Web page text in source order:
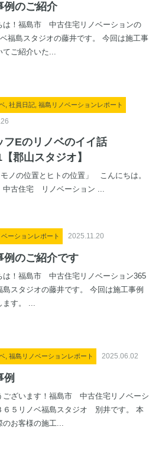
例のご紹介
は！福島市 中古住宅リノベーションの
福島スタジオの藤井です。 今回は施工事
てご紹介いた...
, 社員日記, 福島リノベーションレポート
フEのリノベのイイ話
郡山スタジオ】
ノの位置とヒトの位置」 こんにちは。
古住宅 リノベーション ...
ーションレポート 2025.11.20
例のご紹介です
は！福島市 中古住宅リノベーション365
島スタジオの藤井です。 今回は施工事例
ます。 ...
, 福島リノベーションレポート 2025.06.02
例
ございます！福島市 中古住宅リノベーシ
６５リノベ福島スタジオ 別井です。 本
のお客様の施工...